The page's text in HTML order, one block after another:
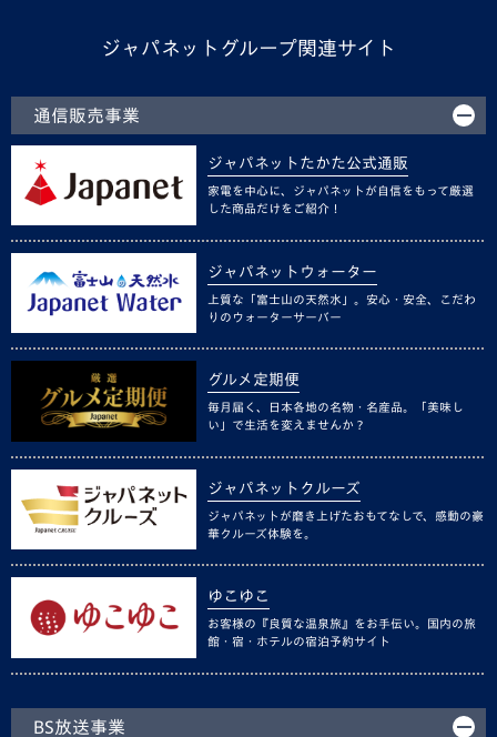
ジャパネットグループ関連サイト
通信販売事業
ジャパネットたかた公式通販
家電を中心に、ジャパネットが自信をもって厳選
した商品だけをご紹介！
ジャパネットウォーター
上質な「富士山の天然水」。安心・安全、こだわ
りのウォーターサーバー
グルメ定期便
毎月届く、日本各地の名物・名産品。「美味し
い」で生活を変えませんか？
ジャパネットクルーズ
ジャパネットが磨き上げたおもてなしで、感動の豪
華クルーズ体験を。
ゆこゆこ
お客様の『良質な温泉旅』をお手伝い。国内の旅
館・宿・ホテルの宿泊予約サイト
BS放送事業